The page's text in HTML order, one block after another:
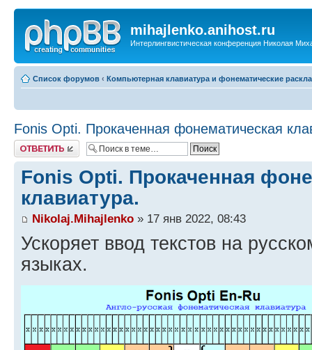
mihajlenko.anihost.ru
Интерлингвистическая конференция Николая
Список форумов ‹ Компьютерная клавиатура и фонематические
Fonis Opti. Прокаченная фонематическая
Ответить
Fonis Opti. Прокаченная
клавиатура.
Nikolaj.Mihajlenko » 17 янв 2022, 08:43
Ускоряет ввод текстов на
языках.